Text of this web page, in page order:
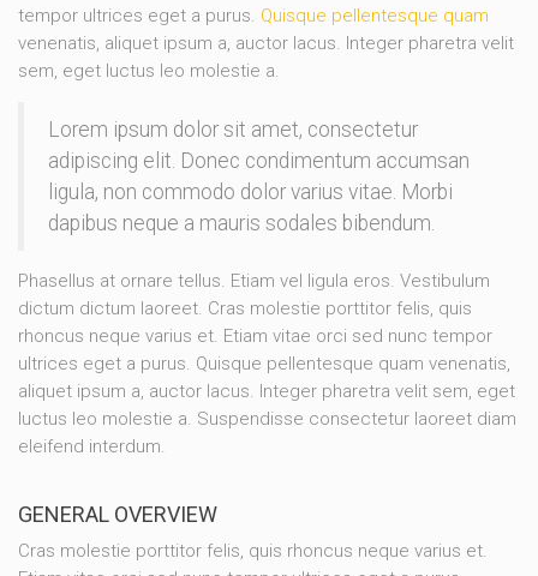
tempor ultrices eget a purus. Quisque pellentesque quam
venenatis, aliquet ipsum a, auctor lacus. Integer pharetra velit
sem, eget luctus leo molestie a.
Lorem ipsum dolor sit amet, consectetur
adipiscing elit. Donec condimentum accumsan
ligula, non commodo dolor varius vitae. Morbi
dapibus neque a mauris sodales bibendum.
Phasellus at ornare tellus. Etiam vel ligula eros. Vestibulum
dictum dictum laoreet. Cras molestie porttitor felis, quis
rhoncus neque varius et. Etiam vitae orci sed nunc tempor
ultrices eget a purus. Quisque pellentesque quam venenatis,
aliquet ipsum a, auctor lacus. Integer pharetra velit sem, eget
luctus leo molestie a. Suspendisse consectetur laoreet diam
eleifend interdum.
GENERAL OVERVIEW
Cras molestie porttitor felis, quis rhoncus neque varius et.